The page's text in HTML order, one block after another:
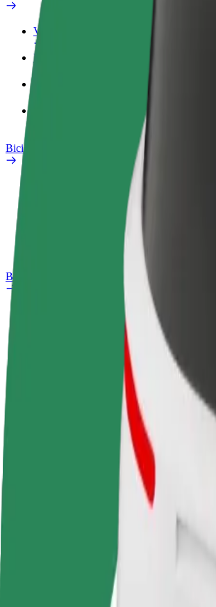
Ventajas
Perfil de trabajo
Bicis
Informar de un problema
Bolt Plus
Colaborar como conductor
Gana dinero colaborando
Colaborar
Repartí
Cómo ir de Tallinn Bus Station
¿Buscás la mejor forma de ir de Tallinn Bus
Tallinn Bus Station (Coach Station)